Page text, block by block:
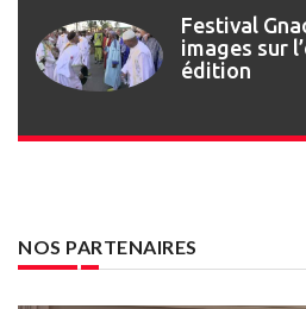
Festival
images sur
édition
NOS PARTENAIRES